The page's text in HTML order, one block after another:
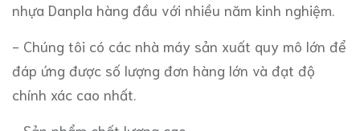
nhựa Danpla hàng đầu với nhiều năm kinh nghiệm.
- Chúng tôi có các nhà máy sản xuất quy mô lớn để
đáp ứng được số lượng đơn hàng lớn và đạt độ
chính xác cao nhất.